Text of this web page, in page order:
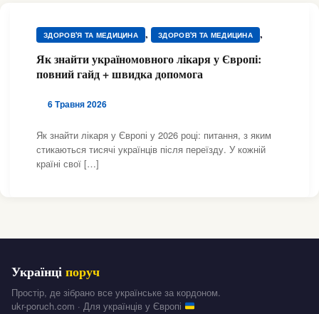
ЗДОРОВ'Я ТА МЕДИЦИНА , ЗДОРОВ'Я ТА МЕДИЦИНА ,
ЗДОРОВ'Я ТА МЕДИЦИНА , ЗДОРОВ'Я ТА МЕДИЦИНА ,
,
ЗДОРОВ'Я ТА МЕДИЦИНА
ЗДОРОВ'Я ТА МЕДИЦИНА , ЗДОРОВ'Я ТА МЕДИЦИНА ,
ЗДОРОВ'Я ТА МЕДИЦИНА , ЗДОРОВ'Я ТА МЕДИЦИНА ,
ЗДОРОВ'Я ТА МЕДИЦИНА
Як знайти україномовного лікаря у Європі:
повний гайд + швидка допомога
6 Травня 2026
Як знайти лікаря у Європі у 2026 році: питання, з яким
стикаються тисячі українців після переїзду. У кожній
країні свої […]
Українціпоруч
Простір, де зібрано все українське за кордоном.
ukr-poruch.com · Для українців у Європі